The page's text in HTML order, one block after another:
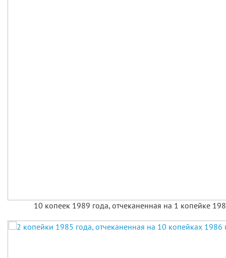
10 копеек 1989 года, отчеканенная на 1 копейке